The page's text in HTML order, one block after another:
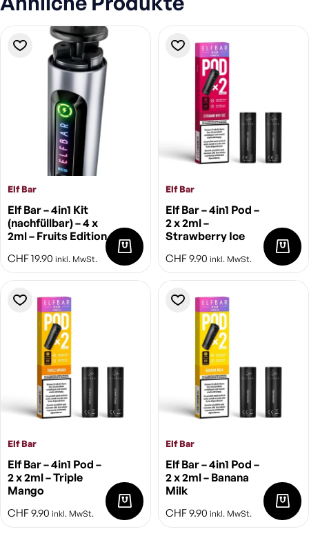
Elf Bar
Elf Bar – 4in1 Kit
(nachfüllbar) – 4 x
2ml – Fruits Edition
CHF19.90 inkl. MwSt.
Elf Bar
Elf Bar – 4in1 Pod –
2 x 2ml –
Strawberry Ice
CHF9.90 inkl. MwSt.
Elf Bar
Elf Bar – 4in1 Pod –
2 x 2ml – Triple
Mango
CHF9.90 inkl. MwSt.
Elf Bar
Elf Bar – 4in1 Pod –
2 x 2ml – Banana
Milk
CHF9.90 inkl. MwSt.